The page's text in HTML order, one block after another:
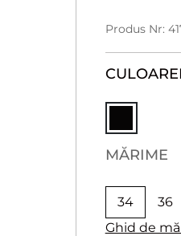
Produs Nr:
CULOARE
MĂRIME
34 36
Ghid de